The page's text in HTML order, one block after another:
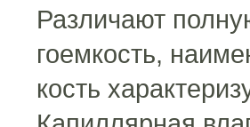
Различают
гоемкость,
кость